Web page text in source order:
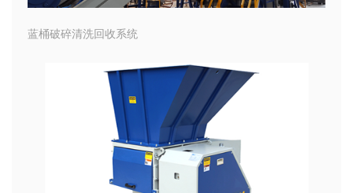
蓝桶破碎清洗回收系统